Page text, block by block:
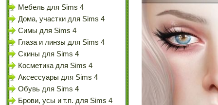
Мебель для Sims 4
Дома, участки для Sims 4
Симы для Sims 4
Глаза и линзы для Sims 4
Скины для Sims 4
Косметика для Sims 4
Аксессуары для Sims 4
Обувь для Sims 4
Брови, усы и т.п. для Sims 4